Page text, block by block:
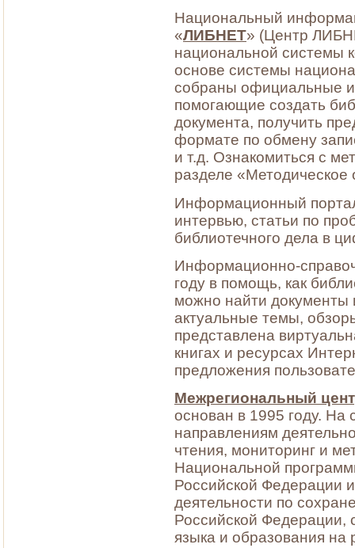
Национальный
«ЛИБНЕТ» (Центр
национальной системы
основе системы
собраны официальные
помогающие создать
документа, получить
формате по обмену
и т.д. Ознакомиться с
разделе «Методическое
Информационный
интервью, статьи по
библиотечного дела в
Информационно-
году в помощь, как
можно найти документы
актуальные темы,
представлена
книгах и ресурсах
предложения
Межрегиональный
основан в 1995 году.
направлениям
чтения, мониторинг и
Национальной
Российской Федерации
деятельности по
Российской Федерации,
языка и образования на